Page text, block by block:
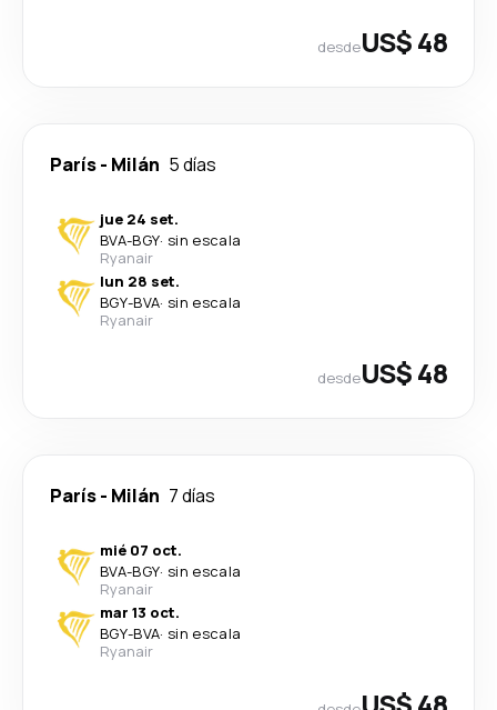
desdeUS$ 48
París- Milán 5 días
jue 24 set.
BVA-BGY· sin escala
Ryanair
lun 28 set.
BGY-BVA· sin escala
Ryanair
desdeUS$ 48
París- Milán 7 días
mié 07 oct.
BVA-BGY· sin escala
Ryanair
mar 13 oct.
BGY-BVA· sin escala
Ryanair